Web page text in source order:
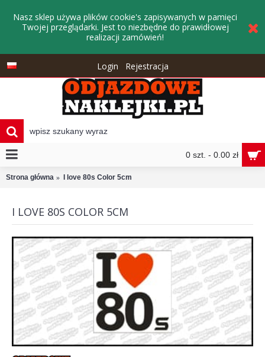
Nasz sklep używa plików cookie's zapisywanych w pamięci
Twojej przeglądarki. Jest to niezbędne do prawidłowej
realizacji zamówień!
Login Rejestracja
0 szt. - 0.00 zł
Strona główna I love 80s Color 5cm
I LOVE 80S COLOR 5CM